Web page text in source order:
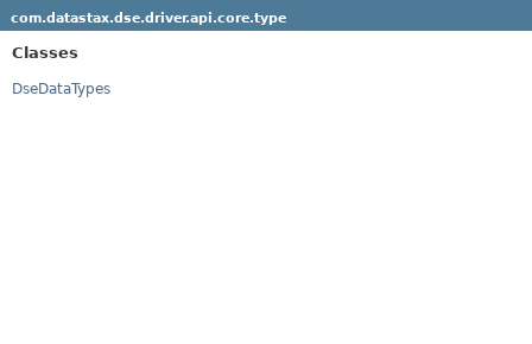
com.datastax.dse.driver.api.core.type
Classes
DseDataTypes